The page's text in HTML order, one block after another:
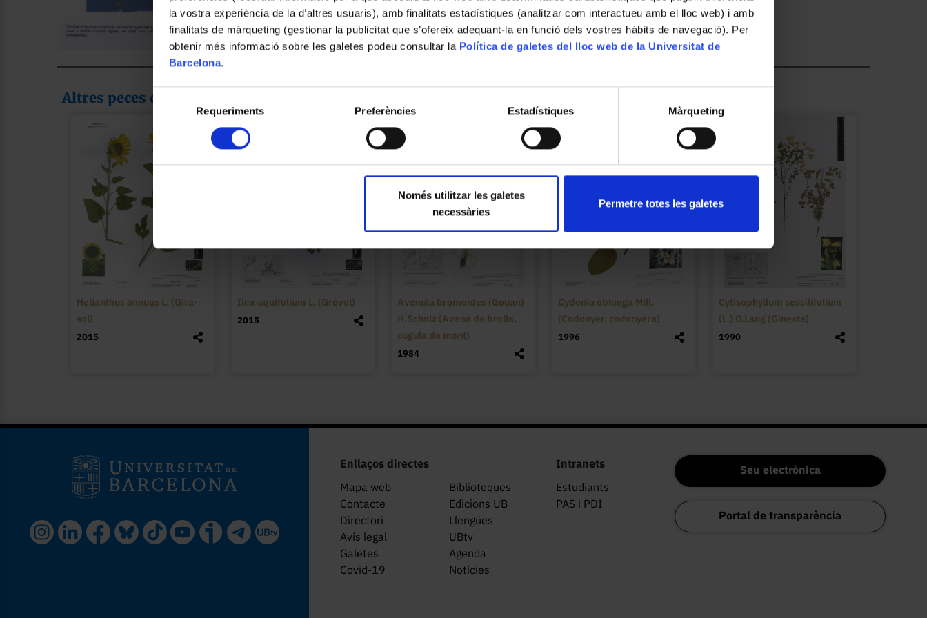
la vostra experiència de la d’altres usuaris), amb finalitats estadístiques (analitzar com interactueu amb el lloc web) i amb
finalitats de màrqueting (gestionar la publicitat que s’ofereix adequant-la en funció dels vostres hàbits de navegació). Per
obtenir més informació sobre les galetes podeu consultar la Política de galetes del lloc web de la Universitat de
Barcelona.
Selecció
Requeriments Preferències Estadístiques Màrqueting
Només utilitzar les galetes
necessàries
Permetre totes les galetes
Altres peces de la col·lecció
Helianthus annuus L. (Gira-
sol)
2015
Ilex aquifolium L. (Grèvol)
2015
Avenula bromoides (Gouan)
H.Scholz (Avena de brolla,
cugula de mont)
1984
Cydonia oblonga Mill.
(Codonyer, codonyera)
1996
Cytisophyllum sessilifolium
(L.) O.Lang (Ginesta)
1990
Enllaços directes
Mapa web
Biblioteques
Contacte
Edicions UB
Directori
Llengües
Avís legal
UBtv
Galetes
Agenda
Covid-19
Notícies
Intranets
Estudiants
PAS i PDI
Seu electrònica
Portal de transparència